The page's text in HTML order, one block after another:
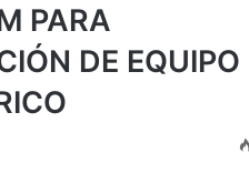
PARA
DE EQUIPO